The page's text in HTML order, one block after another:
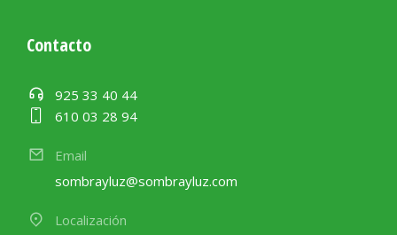
Contacto
925 33 40 44
610 03 28 94
Email
sombrayluz@sombrayluz.com
Localización